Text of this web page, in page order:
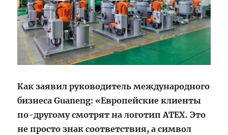
Как заявил руководитель международного
бизнеса Guaneng: «Европейские клиенты
по-другому смотрят на логотип ATEX. Это
не просто знак соответствия, а символ